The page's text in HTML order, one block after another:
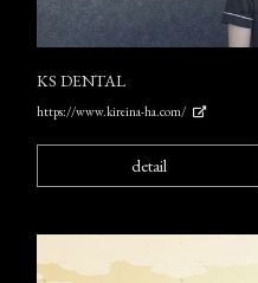
KS DENTAL
https://www.kireina-ha.com/
detail